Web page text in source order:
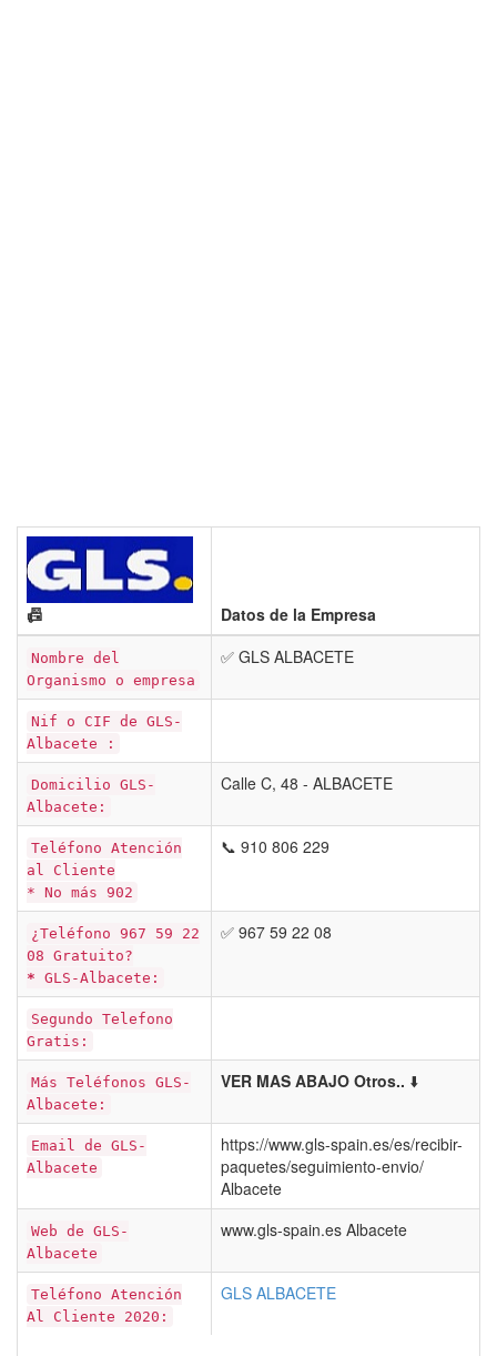
📠 Datos de la Empresa
Nombre del
Organismo o empresa
✅ GLS ALBACETE
Nif o CIF de GLS-
Albacete :
Domicilio GLS-
Albacete:
Calle C, 48 - ALBACETE
Teléfono Atención
al Cliente
* No más 902
📞 910 806 229
¿Teléfono 967 59 22
08 Gratuito?
* GLS-Albacete:
✅ 967 59 22 08
Segundo Telefono
Gratis:
Más Teléfonos GLS-
Albacete:
VER MAS ABAJO Otros.. ⬇️
Email de GLS-
Albacete
https://www.gls-spain.es/es/recibir-
paquetes/seguimiento-envio/
Albacete
Web de GLS-
Albacete
www.gls-spain.es Albacete
Teléfono Atención
Al Cliente 2020:
GLS ALBACETE